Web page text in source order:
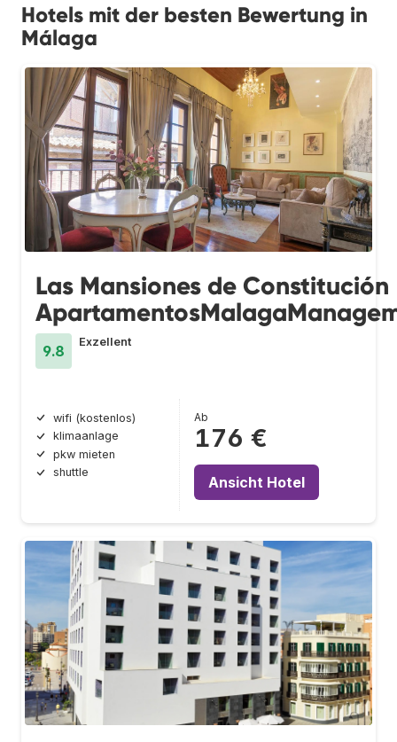
Hotels mit der besten Bewertung in
Málaga
Las Mansiones de Constitución
9.8
Exzellent
wifi (kostenlos)
klimaanlage
pkw mieten
shuttle
Ab
176 €
Ansicht Hotel